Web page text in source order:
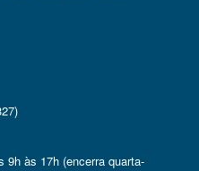
9h às 17h (encerra quarta-